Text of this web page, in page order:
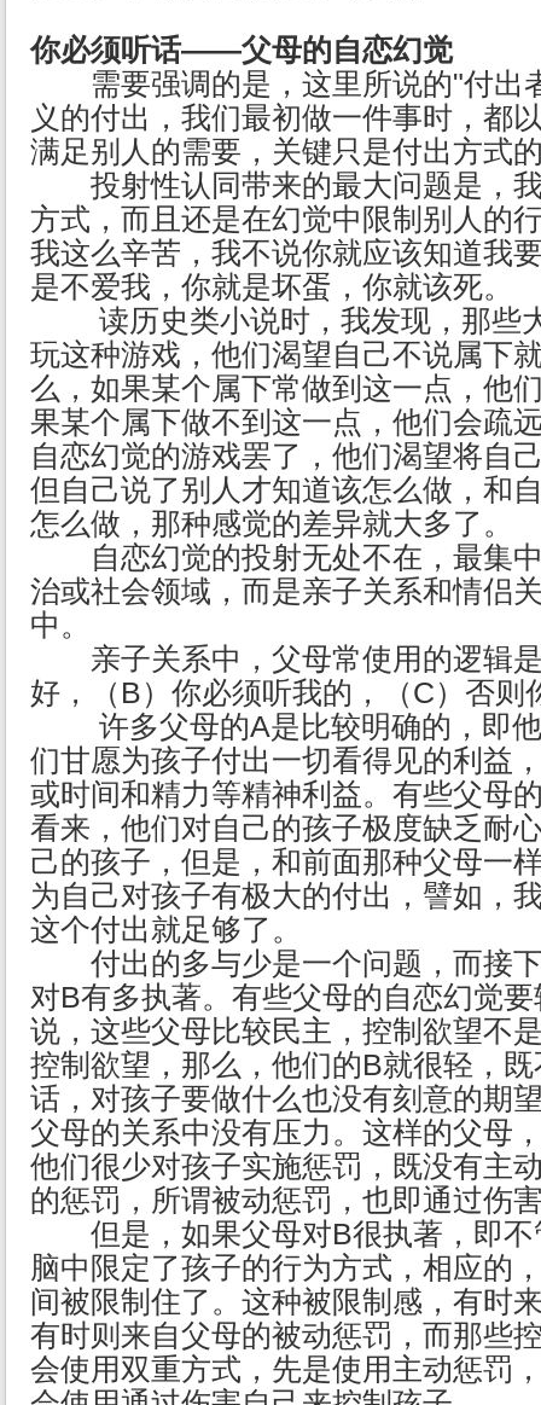
你必须听话——父母的自恋幻觉
需要强调的是，这里所说的"付出
义的付出，我们最初做一件事时，都
满足别人的需要，关键只是付出方式
投射性认同带来的最大问题是，我
方式，而且还是在幻觉中限制别人的
我这么辛苦，我不说你就应该知道我
是不爱我，你就是坏蛋，你就该死。
读历史类小说时，我发现，那些
玩这种游戏，他们渴望自己不说属下
么，如果某个属下常做到这一点，他
果某个属下做不到这一点，他们会疏
自恋幻觉的游戏罢了，他们渴望将自
但自己说了别人才知道该怎么做，和
怎么做，那种感觉的差异就大多了。
自恋幻觉的投射无处不在，最集中
治或社会领域，而是亲子关系和情侣
中。
亲子关系中，父母常使用的逻辑是
好，（B）你必须听我的，（C）否则
许多父母的A是比较明确的，即他
们甘愿为孩子付出一切看得见的利益
或时间和精力等精神利益。有些父母
看来，他们对自己的孩子极度缺乏耐
己的孩子，但是，和前面那种父母一
为自己对孩子有极大的付出，譬如，
这个付出就足够了。
付出的多与少是一个问题，而接下
对B有多执著。有些父母的自恋幻觉
说，这些父母比较民主，控制欲望不
控制欲望，那么，他们的B就很轻，
话，对孩子要做什么也没有刻意的期
父母的关系中没有压力。这样的父母
他们很少对孩子实施惩罚，既没有主
的惩罚，所谓被动惩罚，也即通过伤
但是，如果父母对B很执著，即不
脑中限定了孩子的行为方式，相应的
间被限制住了。这种被限制感，有时
有时则来自父母的被动惩罚，而那些
会使用双重方式，先是使用主动惩罚